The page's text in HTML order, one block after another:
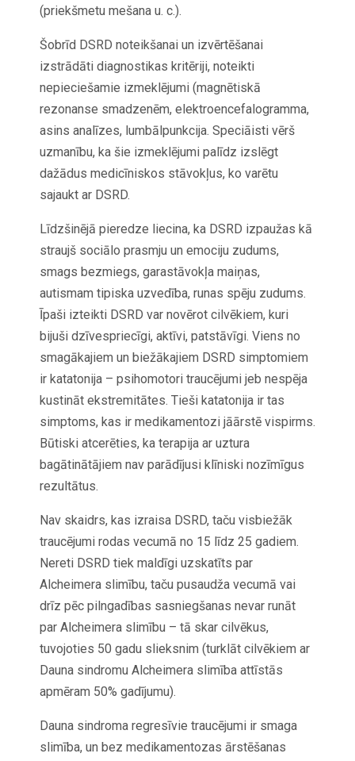
(priekšmetu mešana u. c.).
Šobrīd DSRD noteikšanai un izvērtēšanai
izstrādāti diagnostikas kritēriji, noteikti
nepieciešamie izmeklējumi (magnētiskā
rezonanse smadzenēm, elektroencefalogramma,
asins analīzes, lumbālpunkcija. Speciāisti vērš
uzmanību, ka šie izmeklējumi palīdz izslēgt
dažādus medicīniskos stāvokļus, ko varētu
sajaukt ar DSRD.
Līdzšinējā pieredze liecina, ka DSRD izpaužas kā
straujš sociālo prasmju un emociju zudums,
smags bezmiegs, garastāvokļa maiņas,
autismam tipiska uzvedība, runas spēju zudums.
Īpaši izteikti DSRD var novērot cilvēkiem, kuri
bijuši dzīvespriecīgi, aktīvi, patstāvīgi. Viens no
smagākajiem un biežākajiem DSRD simptomiem
ir katatonija – psihomotori traucējumi jeb nespēja
kustināt ekstremitātes. Tieši katatonija ir tas
simptoms, kas ir medikamentozi jāārstē vispirms.
Būtiski atcerēties, ka terapija ar uztura
bagātinātājiem nav parādījusi klīniski nozīmīgus
rezultātus.
Nav skaidrs, kas izraisa DSRD, taču visbiežāk
traucējumi rodas vecumā no 15 līdz 25 gadiem.
Nereti DSRD tiek maldīgi uzskatīts par
Alcheimera slimību, taču pusaudža vecumā vai
drīz pēc pilngadības sasniegšanas nevar runāt
par Alcheimera slimību – tā skar cilvēkus,
tuvojoties 50 gadu slieksnim (turklāt cilvēkiem ar
Dauna sindromu Alcheimera slimība attīstās
apmēram 50% gadījumu).
Dauna sindroma regresīvie traucējumi ir smaga
slimība, un bez medikamentozas ārstēšanas